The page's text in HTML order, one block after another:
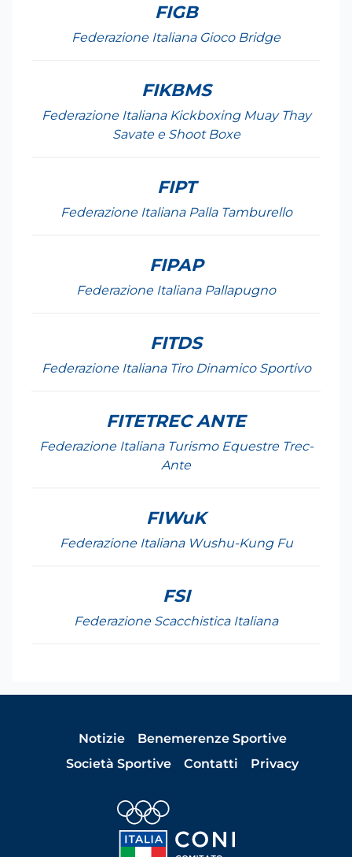
FIGB
Federazione Italiana Gioco Bridge
FIKBMS
Federazione Italiana Kickboxing Muay Thay
Savate e Shoot Boxe
FIPT
Federazione Italiana Palla Tamburello
FIPAP
Federazione Italiana Pallapugno
FITDS
Federazione Italiana Tiro Dinamico Sportivo
FITETREC ANTE
Federazione Italiana Turismo Equestre Trec-
Ante
FIWuK
Federazione Italiana Wushu-Kung Fu
FSI
Federazione Scacchistica Italiana
Notizie
Benemerenze Sportive
Società Sportive
Contatti Privacy